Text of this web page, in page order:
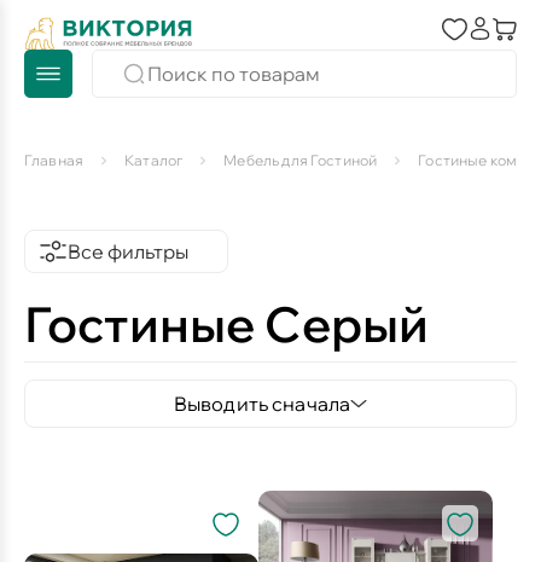
Главная Каталог Мебель для Гостиной Гостиные
Все фильтры
Гостиные Серый
Выводить сначала